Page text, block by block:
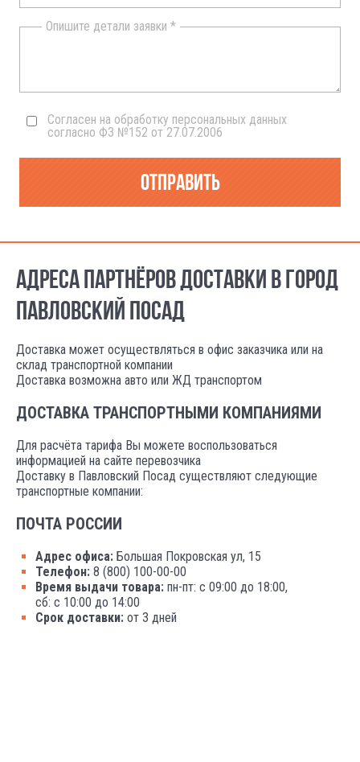
Опишите детали заявки *
Согласен на обработку персональных данных
согласно ФЗ №152 от 27.07.2006
Отправить
АДРЕСА ПАРТНЁРОВ ДОСТАВКИ В ГОРОД
ПАВЛОВСКИЙ ПОСАД
Доставка может осуществляться в офис заказчика или на
склад транспортной компании
Доставка возможна авто или ЖД транспортом
ДОСТАВКА ТРАНСПОРТНЫМИ КОМПАНИЯМИ
Для расчёта тарифа Вы можете воспользоваться
информацией на сайте перевозчика
Доставку в Павловский Посад существляют следующие
транспортные компании:
ПОЧТА РОССИИ
Адрес офиса: Большая Покровская ул, 15
Телефон: 8 (800) 100-00-00
Время выдачи товара: пн-пт: с 09:00 до 18:00,
сб: с 10:00 до 14:00
Срок доставки: от 3 дней